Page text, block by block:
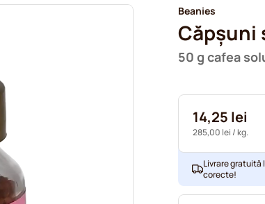
Beanies
Căpșuni
50 g cafea
14,25 lei
285,00 lei / kg.
Livrare gratuită
corecte!